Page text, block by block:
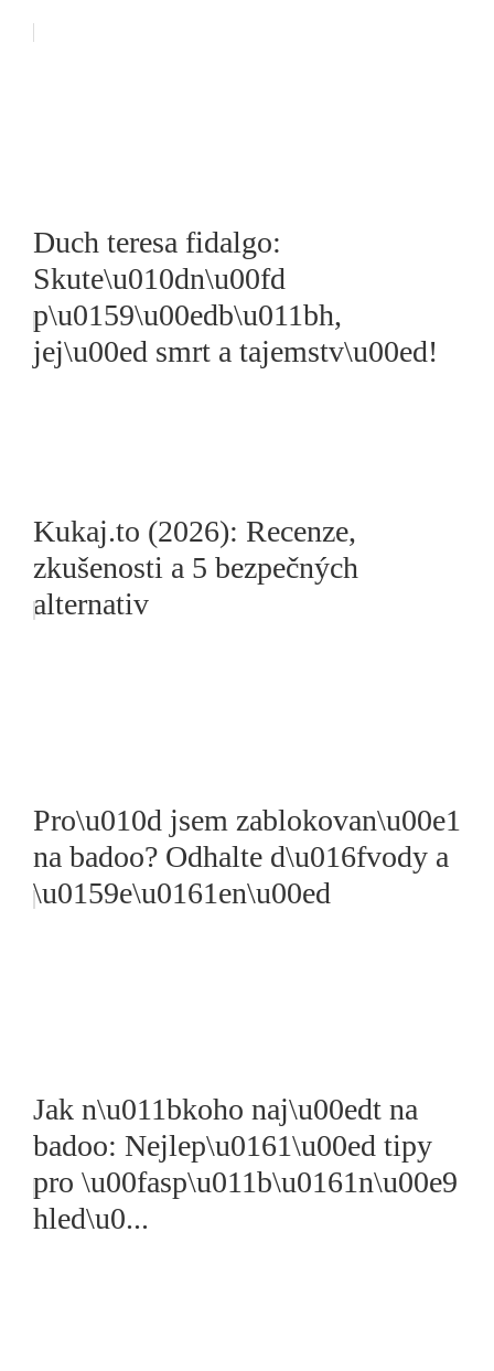
Duch teresa fidalgo:
Skute\u010dn\u00fd
p\u0159\u00edb\u011bh,
jej\u00ed smrt a tajemstv\u00ed!
Kukaj.to (2026): Recenze,
zkušenosti a 5 bezpečných
alternativ
Pro\u010d jsem zablokovan\u00e1
na badoo? Odhalte d\u016fvody a
\u0159e\u0161en\u00ed
Jak n\u011bkoho naj\u00edt na
badoo: Nejlep\u0161\u00ed tipy
pro \u00fasp\u011b\u0161n\u00e9
hled\u0...